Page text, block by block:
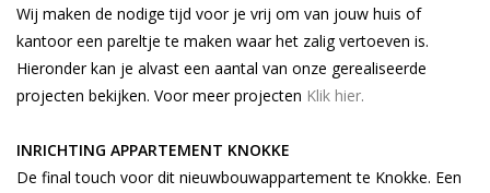
Wij maken de nodige tijd voor je vrij om van jouw huis of
kantoor een pareltje te maken waar het zalig vertoeven is.
Hieronder kan je alvast een aantal van onze gerealiseerde
projecten bekijken. Voor meer projecten Klik hier.
INRICHTING APPARTEMENT KNOKKE
De final touch voor dit nieuwbouwappartement te Knokke. Een